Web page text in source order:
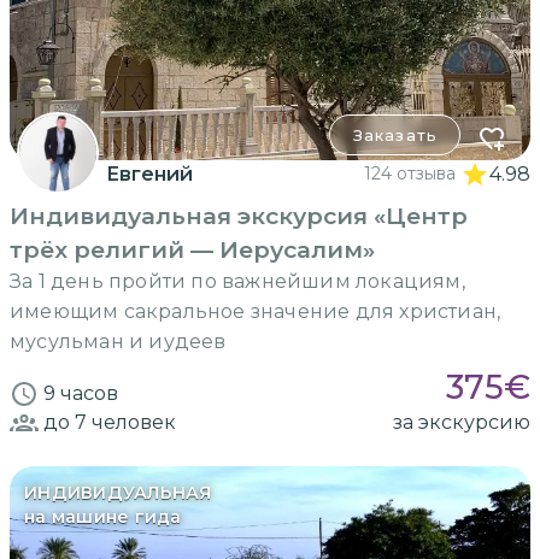
Заказать
Евгений 124 отзыва 4.98
Индивидуальная экскурсия «Центр
трёх религий — Иерусалим»
За 1 день пройти по важнейшим локациям,
имеющим сакральное значение для христиан,
мусульман и иудеев
9 часов 375€
до 7 человек за экскурсию
ИНДИВИДУАЛЬНАЯ
на машине гида